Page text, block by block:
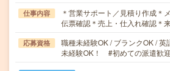
仕事内容
＊営業サポート／見積り作成＊
伝票確認＊売上・仕入れ確認＊
応募資格
職種未経験OK / ブランクOK / 英
未経験OK！ #初めての派遣歓迎